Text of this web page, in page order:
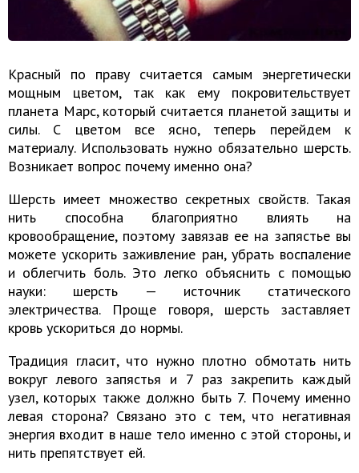
Красный по праву считается самым энергетически
мощным цветом, так как ему покровительствует
планета Марс, который считается планетой защиты и
силы. С цветом все ясно, теперь перейдем к
материалу. Использовать нужно обязательно шерсть.
Возникает вопрос почему именно она?
Шерсть имеет множество секретных свойств. Такая
нить способна благоприятно влиять на
кровообращение, поэтому завязав ее на запястье вы
можете ускорить заживление ран, убрать воспаление
и облегчить боль. Это легко объяснить с помощью
науки: шерсть — источник статического
электричества. Проще говоря, шерсть заставляет
кровь ускориться до нормы.
Традиция гласит, что нужно плотно обмотать нить
вокруг левого запястья и 7 раз закрепить каждый
узел, которых также должно быть 7. Почему именно
левая сторона? Связано это с тем, что негативная
энергия входит в наше тело именно с этой стороны, и
нить препятствует ей.